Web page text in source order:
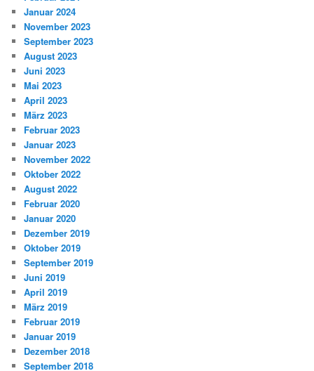
Januar 2024
November 2023
September 2023
August 2023
Juni 2023
Mai 2023
April 2023
März 2023
Februar 2023
Januar 2023
November 2022
Oktober 2022
August 2022
Februar 2020
Januar 2020
Dezember 2019
Oktober 2019
September 2019
Juni 2019
April 2019
März 2019
Februar 2019
Januar 2019
Dezember 2018
September 2018